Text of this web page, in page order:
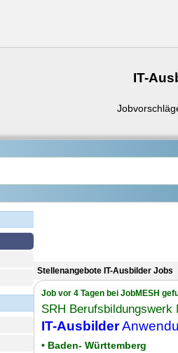
IT-
Stellenangebote IT-Ausbilder Jobs
Job vor 4 Tagen bei JobMESH
SRH Berufsbildungswerk
IT-Ausbilder
• Baden- Württemberg